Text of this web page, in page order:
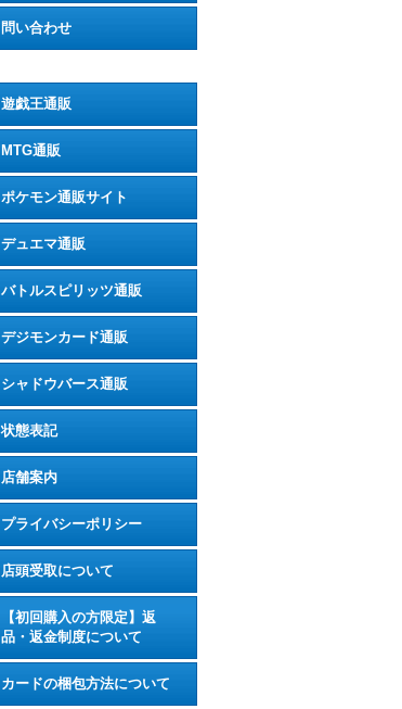
問い合わせ
遊戯王通販
MTG通販
ポケモン通販サイト
デュエマ通販
バトルスピリッツ通販
デジモンカード通販
シャドウバース通販
状態表記
店舗案内
プライバシーポリシー
店頭受取について
【初回購入の方限定】返
品・返金制度について
カードの梱包方法について